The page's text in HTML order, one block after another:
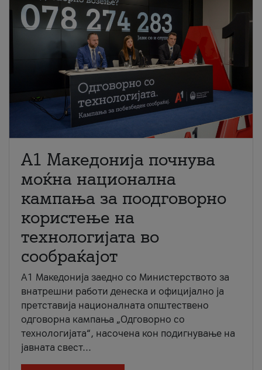
A1 Македонија почнува
моќна национална
кампања за поодговорно
користење на
технологијата во
сообраќајот
A1 Македонија заедно со Министерството за
внатрешни работи денеска и официјално ја
претставија националната општествено
одговорна кампања „Одговорно со
технологијата“, насочена кон подигнување на
јавната свест...